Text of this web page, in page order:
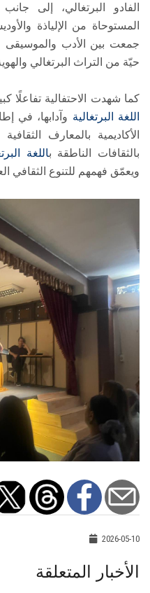
المستوحاة من الإلياذة
جمعت بين الأدب
حيّة من التراث البرتغالي
كما شهدت الاحتفالية تفاعلًا
اللغة البرتغالية وآدابها، في
الأكاديمية بالمعارف
بالثقافات الناطقة باللغة
ويعمّق فهمهم للتنوع الثقافي
2026-05-10
الأخبار المتعلقة